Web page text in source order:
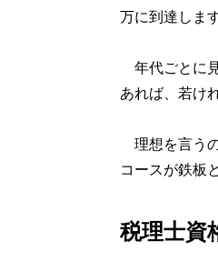
万に到達します
年代ごとに
あれば、若け
理想を言う
コースが鉄板
税理士資